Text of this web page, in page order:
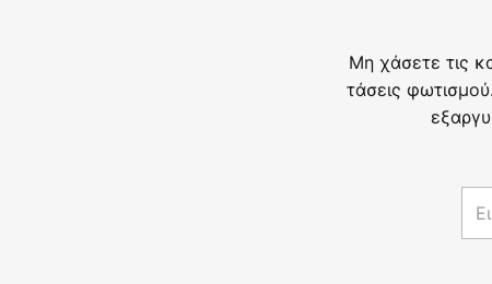
Μη χάσετε τις
τάσεις